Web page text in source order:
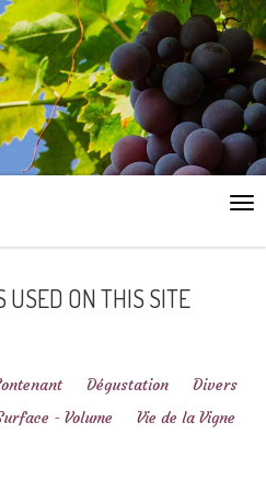
USED ON THIS SITE
Dégustation
Divers
- Volume
Vie de la Vigne